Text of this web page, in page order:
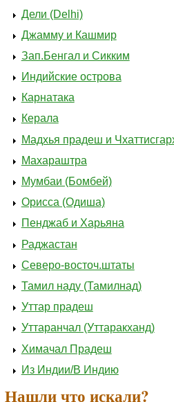
Дели (Delhi)
Джамму и Кашмир
Зап.Бенгал и Сикким
Индийские острова
Карнатака
Керала
Мадхья прадеш и
Махараштра
Мумбаи (Бомбей)
Орисса (Одиша)
Пенджаб и Харьяна
Раджастан
Северо-восточ.штаты
Тамил наду (Тамилнад)
Уттар прадеш
Уттаранчал (Уттаракханд)
Химачал Прадеш
Из Индии/В Индию
Нашли что искали?